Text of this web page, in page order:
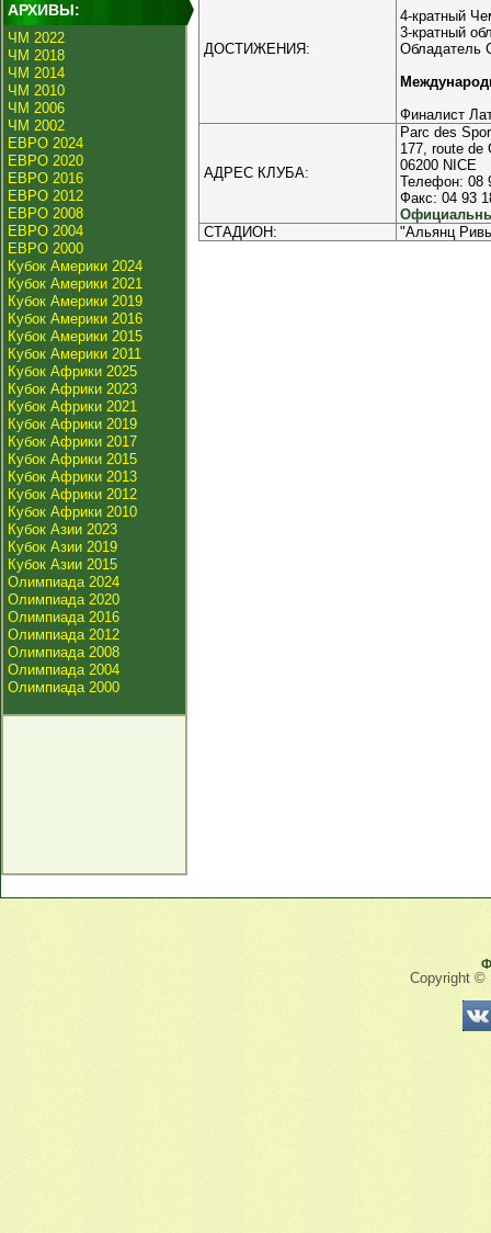
АРХИВЫ:
ЧМ 2022
ЧМ 2018
ЧМ 2014
ЧМ 2010
ЧМ 2006
ЧМ 2002
ЕВРО 2024
ЕВРО 2020
ЕВРО 2016
ЕВРО 2012
ЕВРО 2008
ЕВРО 2004
ЕВРО 2000
Кубок Америки 2024
Кубок Америки 2021
Кубок Америки 2019
Кубок Америки 2016
Кубок Америки 2015
Кубок Америки 2011
Кубок Африки 2025
Кубок Африки 2023
Кубок Африки 2021
Кубок Африки 2019
Кубок Африки 2017
Кубок Африки 2015
Кубок Африки 2013
Кубок Африки 2012
Кубок Африки 2010
Кубок Азии 2023
Кубок Азии 2019
Кубок Азии 2015
Олимпиада 2024
Олимпиада 2020
Олимпиада 2016
Олимпиада 2012
Олимпиада 2008
Олимпиада 2004
Олимпиада 2000
ДОСТИЖЕНИЯ:
4-кратный
3-кратный
Обладатель
Финалист
АДРЕС КЛУБА:
Parc des
177, route de
06200 NICE
Телефон: 08
Факс: 04 93
СТАДИОН:
"Альянц
Copyright ©